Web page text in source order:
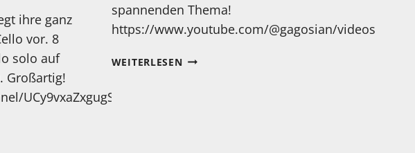
ihre ganz
vor. 8
solo auf
Großartig!
UCy9vxaZxgugSRbPznzlgSzw
spannenden Thema!
https://www.youtube.com/@gagosian/videos
WEITERLESENMUSIK